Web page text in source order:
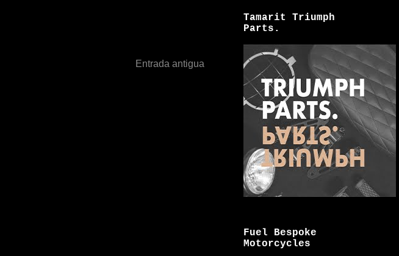
Entrada antigua
Tamarit Triumph
Parts.
Fuel Bespoke
Motorcycles